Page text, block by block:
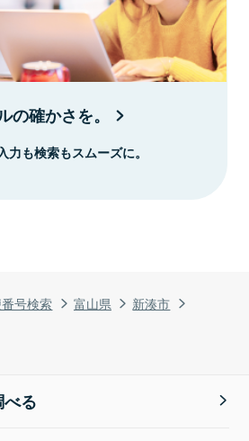
号検索 富山県
新湊市
の確かさを。
も検索もスムーズに。
る